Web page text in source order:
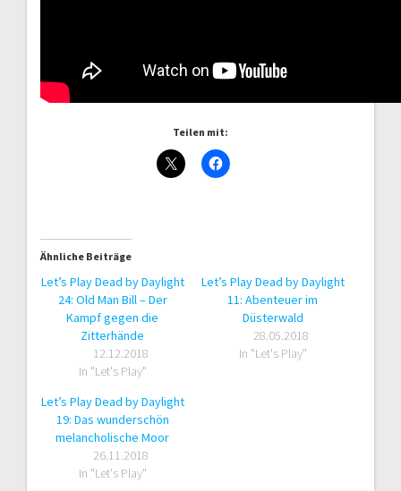
Teilen mit:
Ähnliche Beiträge
Let’s Play Dead by Daylight
24: Old Man Bill – Der
Kampf gegen die
Zitterhände
12.12.2018
In "Let's Play"
Let’s Play Dead by Daylight
11: Abenteuer im
Düsterwald
28.05.2018
In "Let's Play"
Let’s Play Dead by Daylight
19: Das wunderschön
melancholische Moor
26.11.2018
In "Let's Play"